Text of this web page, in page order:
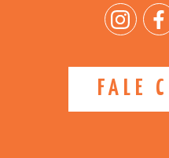
FALE